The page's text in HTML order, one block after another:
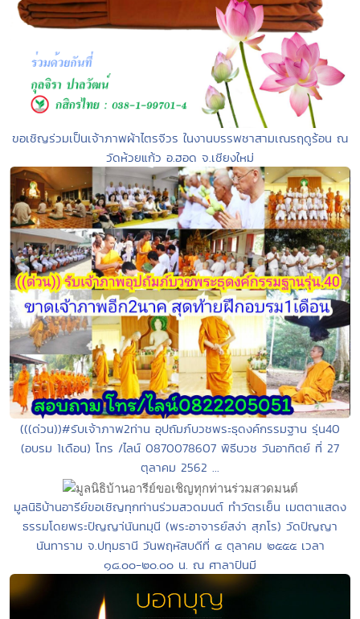
ขอเชิญร่วมเป็นเจ้าภาพผ้าไตรจีวร ในงานบรรพชาสามเณรฤดูร้อน ณ
วัดห้วยแก้ว อ.ฮอด จ.เชียงใหม่
(((ด่วน))#รับเจ้าภาพ2ท่าน อุปถัมภ์บวชพระธุดงค์กรรมฐาน รุ่น40
(อบรม 1เดือน) โทร /ไลน์ 0870078607 พิธีบวช วันอาทิตย์ ที่ 27
ตุลาคม 2562 ...
มูลนิธิบ้านอารีย์ขอเชิญทุกท่านร่วมสวดมนต์ ทำวัตรเย็น เมตตาแสดง
ธรรมโดยพระปัญญา่นันทมุนี (พระอาจารย์สง่า สุภโร) วัดปัญญา
นันทาราม จ.ปทุมธานี วันพฤหัสบดีที่ ๔ ตุลาคม ๒๕๕๕ เวลา
๑๘.๐๐-๒๐.๐๐ น. ณ ศาลาปันมี